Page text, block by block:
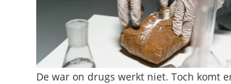
De war on drugs werkt niet. Toch komt